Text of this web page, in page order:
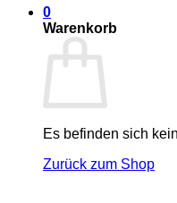
0
Warenkorb
Es befinden sich
Zurück zum Shop